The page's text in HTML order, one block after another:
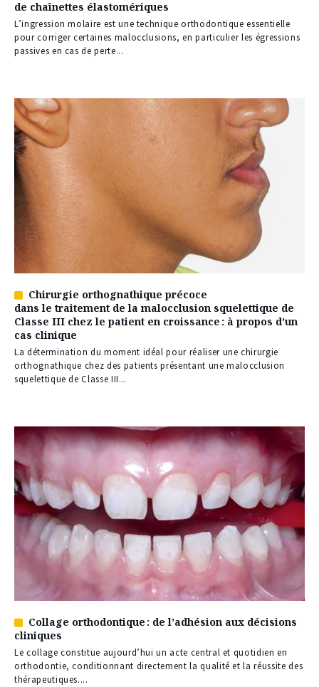
réservé
à
nos
abonnés
de chaînettes élastomériques
L’ingression molaire est une technique orthodontique essentielle
pour corriger certaines malocclusions, en particulier les égressions
passives en cas de perte...
Article
réservé
à
nos
abonnés
Chirurgie orthognathique précoce
dans le traitement de la malocclusion squelettique de
Classe III chez le patient en croissance : à propos d’un
cas clinique
La détermination du moment idéal pour réaliser une chirurgie
orthognathique chez des patients présentant une malocclusion
squelettique de Classe III...
Article
réservé
à
nos
abonnés
Collage orthodontique : de l’adhésion aux décisions
cliniques
Le collage constitue aujourd’hui un acte central et quotidien en
orthodontie, conditionnant directement la qualité et la réussite des
thérapeutiques....